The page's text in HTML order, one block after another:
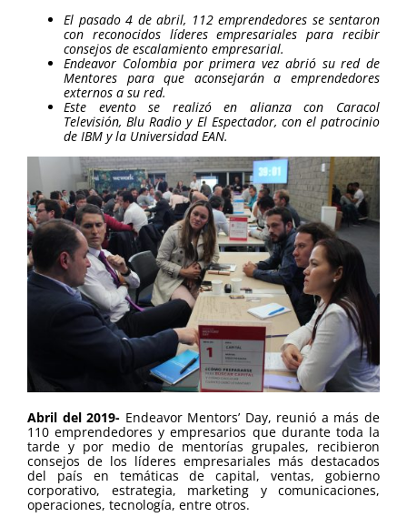
El pasado 4 de abril, 112 emprendedores se sentaron
con reconocidos líderes empresariales para recibir
consejos de escalamiento empresarial.
Endeavor Colombia por primera vez abrió su red de
Mentores para que aconsejarán a emprendedores
externos a su red.
Este evento se realizó en alianza con Caracol
Televisión, Blu Radio y El Espectador, con el patrocinio
de IBM y la Universidad EAN.
Abril del 2019- Endeavor Mentors’ Day, reunió a más de
110 emprendedores y empresarios que durante toda la
tarde y por medio de mentorías grupales, recibieron
consejos de los líderes empresariales más destacados
del país en temáticas de capital, ventas, gobierno
corporativo, estrategia, marketing y comunicaciones,
operaciones, tecnología, entre otros.